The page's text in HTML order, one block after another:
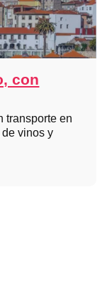
con
transporte en
vinos y